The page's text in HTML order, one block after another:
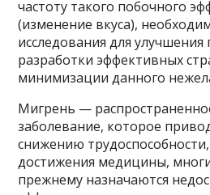
частоту такого побочного
(изменение вкуса),
исследования для
разработки эффективных
минимизации данного
Мигрень —
заболевание, которое
снижению
достижения медицины,
прежнему назначаются